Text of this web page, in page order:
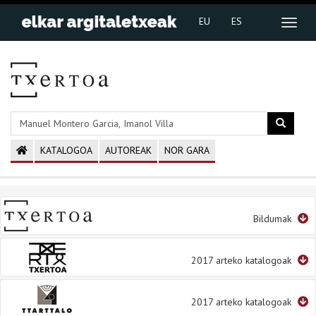
EU ES
KATALOGOA AUTOREAK NOR GARA
Bildumak
2017 arteko katalogoak
2017 arteko katalogoak